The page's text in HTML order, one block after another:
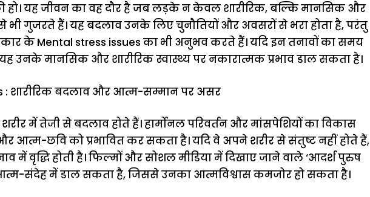
हो। यह जीवन का वह दौर है जब लड़के न केवल शारीरिक, बल्कि मानसिक और
भी गुजरते हैं। यह बदलाव उनके लिए चुनौतियों और अवसरों से भरा होता है, परंतु
के Mental stress issues का भी अनुभव करते हैं। यदि इन तनावों का समय
उनके मानसिक और शारीरिक स्वास्थ्य पर नकारात्मक प्रभाव डाल सकता है।
: शारीरिक बदलाव और आत्म-सम्मान पर असर
में तेजी से बदलाव होते हैं। हार्मोनल परिवर्तन और मांसपेशियों का विकास
छवि को प्रभावित कर सकता है। यदि वे अपने शरीर से संतुष्ट नहीं होते हैं,
में वृद्धि होती है। फिल्मों और सोशल मीडिया में दिखाए जाने वाले ‘आदर्श पुरुष
आत्म-संदेह में डाल सकता है, जिससे उनका आत्मविश्वास कमजोर हो सकता है।